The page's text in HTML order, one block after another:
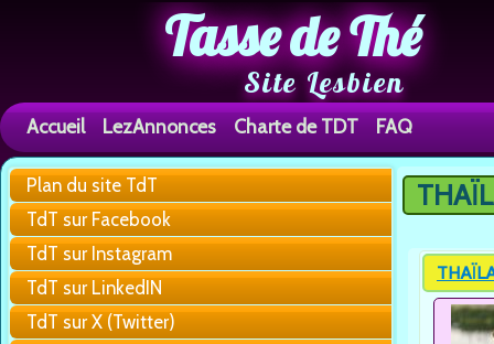
Tasse de Thé
Site Lesbien
Accueil LezAnnonces Charte de TDT FAQ
Plan du site TdT
TdT sur Facebook
TdT sur Instagram
TdT sur LinkedIN
TdT sur X (Twitter)
Vous